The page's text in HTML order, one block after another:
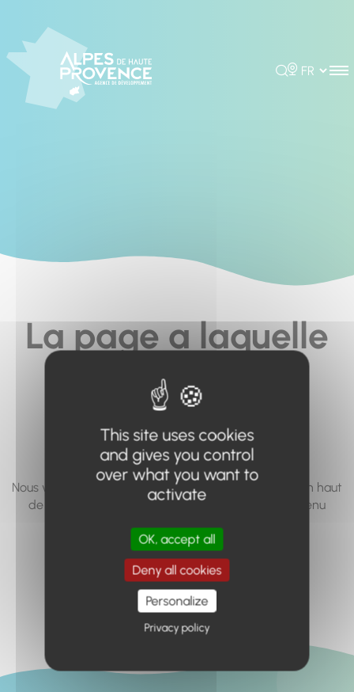
Rechercher
Choisir la
La page a laquelle
vous cherchez à
accéder n'existe
pas... ou plus.
Nous vous invitons à utiliser le moteur de recherche en haut
de page, ou à utiliser le menu pour trouver le contenu
Retour à l'accueil
This site uses cookies
and gives you control
over what you want to
activate
OK, accept all
Deny all cookies
Personalize
Privacy policy